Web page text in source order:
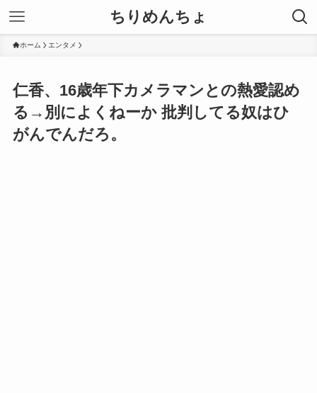
ちりめんちょ
ホーム エンタメ
仁香、16歳年下カメラマンとの熱愛認め
る→別によくねーか 批判してる奴はひ
がんでんだろ。